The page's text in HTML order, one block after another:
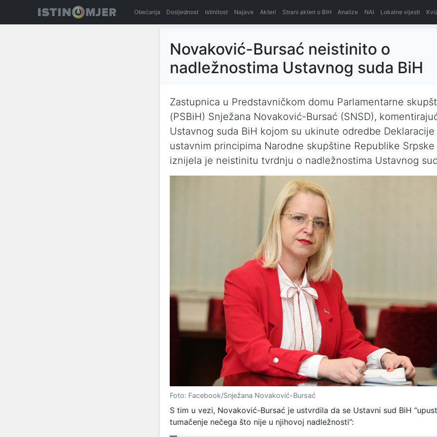
Obećanja Dosljednost Istinitost Najave Akteri Strani akteri o BiH Analize NAI Lokalne vijesti
Novaković-Bursać neistinito o
nadležnostima Ustavnog suda BiH
Zastupnica u Predstavničkom domu Parlamentarne
(PSBiH) Snježana Novaković-Bursać (SNSD),
Ustavnog suda BiH kojom su ukinute odredbe Deklaracije
ustavnim principima Narodne skupštine Republike Srpske
iznijela je neistinitu tvrdnju o nadležnostima Ustavnog
Foto: Facebook/Snježana Novaković-Bursać
S tim u vezi, Novaković-Bursać je ustvrdila da se Ustavni sud BiH
tumačenje nečega što nije u njihovoj nadležnosti”: